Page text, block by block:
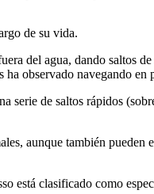
de su vida.
del agua, dando saltos
ha observado navegando en
serie de saltos rápidos
aunque también
está clasificado como